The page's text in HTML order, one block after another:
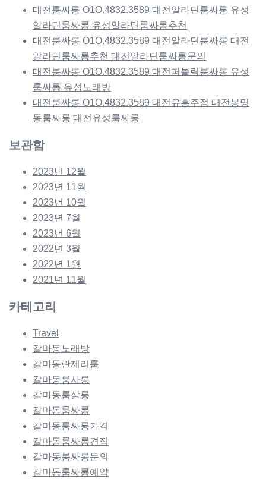
대전룸싸롱 O1O.4832.3589 대전알라딘룸싸롱 유성
알라딘룸싸롱 유성알라딘룸싸롱추천
대전룸싸롱 O1O.4832.3589 대전알라딘룸싸롱 대전
알라딘룸싸롱추천 대전알라딘룸싸롱문의
대전룸싸롱 O1O.4832.3589 대전퍼블릭룸싸롱 유성
룸싸롱 유성노래방
대전룸싸롱 O1O.4832.3589 대전유흥주점 대전봉명
동룸싸롱 대전유성룸싸롱
보관함
2023년 12월
2023년 11월
2023년 10월
2023년 7월
2023년 6월
2022년 3월
2022년 1월
2021년 11월
카테고리
Travel
갈마동노래방
갈마동란제리룸
갈마동룸사롱
갈마동룸살롱
갈마동룸싸롱
갈마동룸싸롱가격
갈마동룸싸롱견적
갈마동룸싸롱문의
갈마동룸싸롱예약